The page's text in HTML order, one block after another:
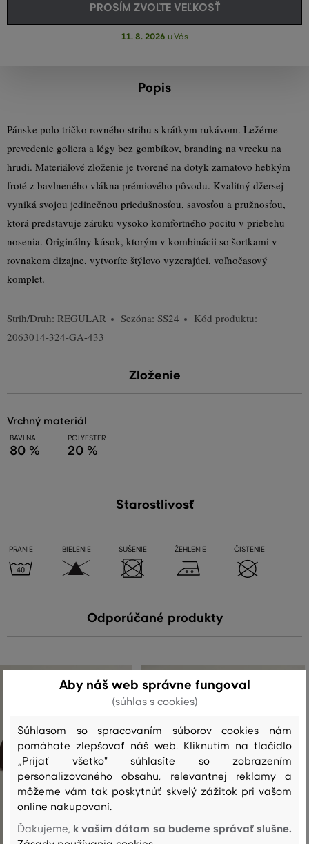
PROSÍM ZVOĽTE VEĽKOSŤ
11. 8. 2026 u Vás
Popis
Pánske polo tričko rovného strihu s krátkym rukávom. Ležérne
prevedenie goliera a légy bez gombíkov, branding na vrecku na
hrudi. Materiálové zloženie je tvorené na dotyk zamatovo hebkým
froté z bavlneného vlákna prémiového pôvodu. Kvalitný džersej
vyniká svojou jedinečnou priedušnosťou, savosťou a pružnosťou,
ktorá predstavuje záruku vysoko komfortného pocitu v priebehu
nosenia. Originálny kúsok, ktorým v kombinácii so šortkami v
rovnakom dizajne, vytvoríte štýlovo vyzerajúci, voľnočasový
komplet.
Strih/Druh: REGULAR Sezóna: SS24
Kód produktu:
2063014-324-GA-433
Zloženie
vrchný materiál
BAVLNA
80 %
POLYESTER
20 %
Starostlivosť
PRANIE BIELENIE SUŠENIE ŽEHLENIE ČISTENIE
Odporúčané produkty
Aby náš web správne fungoval
(súhlas s cookies)
Súhlasom so spracovaním súborov cookies nám
pomáhate zlepšovať náš web. Kliknutím na tlačidlo
„Prijať všetko" súhlasíte so zobrazením
personalizovaného obsahu, relevantnej reklamy a
môžeme vám tak poskytnúť skvelý zážitok pri vašom
online nakupovaní.
Ďakujeme, k vašim dátam sa budeme správať slušne.